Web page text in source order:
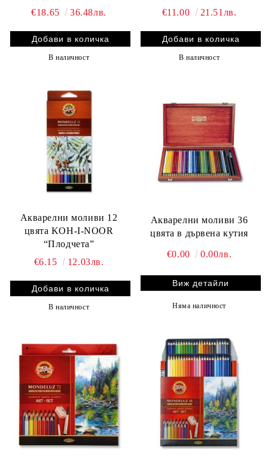
€18.65
36.48лв.
В наличност
€11.00
21.51лв.
В наличност
Акварелни моливи 12
цвята KOH-I-NOOR
“Плодчета”
€6.15
12.03лв.
В наличност
Акварелни моливи 36
цвята в дървена кутия
€0.00 0.00лв.
Виж детайли
Няма наличност